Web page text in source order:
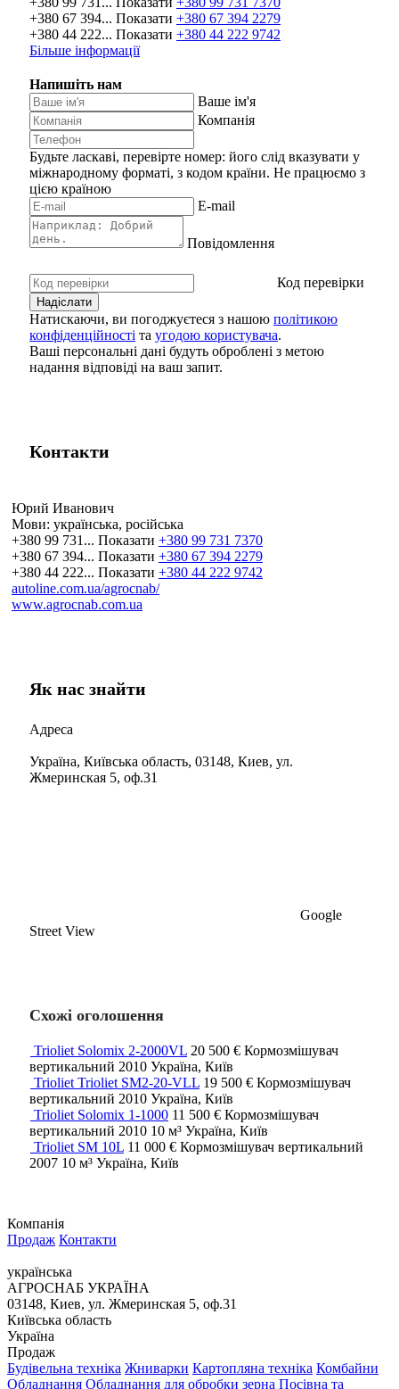
+380 67 394... Показати +380 67 394 2279
+380 44 222... Показати +380 44 222 9742
Більше інформації
Напишіть нам
Ваше ім'я
Компанія
Будьте ласкаві, перевірте номер: його слід вказувати у
міжнародному форматі, з кодом країни. Не працюємо з
цією країною
E-mail
Повідомлення
Код перевірки
Натискаючи, ви погоджуєтеся з нашою політикою
конфіденційності та угодою користувача.
Ваші персональні дані будуть оброблені з метою
надання відповіді на ваш запит.
Контакти
Юрий Иванович
Мови: українська, російська
+380 99 731... Показати +380 99 731 7370
+380 67 394... Показати +380 67 394 2279
+380 44 222... Показати +380 44 222 9742
autoline.com.ua/agrocnab/
www.agrocnab.com.ua
Як нас знайти
Адреса
Україна, Київська область, 03148, Киев, ул.
Жмеринская 5, оф.31
Google
Street View
Схожі оголошення
Trioliet Solomix 2-2000VL 20 500 € Кормозмішувач
вертикальний 2010 Україна, Київ
Trioliet Trioliet SM2-20-VLL 19 500 € Кормозмішувач
вертикальний 2010 Україна, Київ
Trioliet Solomix 1-1000 11 500 € Кормозмішувач
вертикальний 2010 10 м³ Україна, Київ
Trioliet SM 10L 11 000 € Кормозмішувач вертикальний
2007 10 м³ Україна, Київ
Компанія
Продаж Контакти
українська
АГРОСНАБ УКРАЇНА
03148, Киев, ул. Жмеринская 5, оф.31
Київська область
Україна
Продаж
Будівельна техніка Жниварки Картопляна техніка Комбайни
Обладнання Обладнання для обробки зерна Посівна та